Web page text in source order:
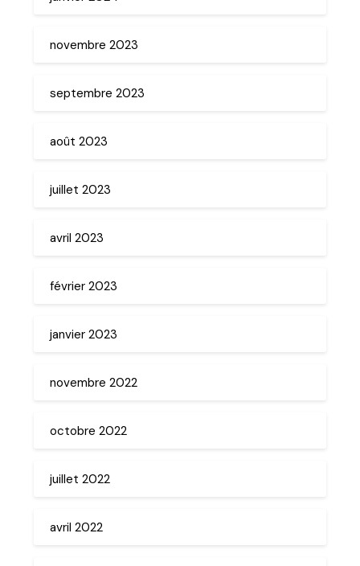
novembre 2023
septembre 2023
août 2023
juillet 2023
avril 2023
février 2023
janvier 2023
novembre 2022
octobre 2022
juillet 2022
avril 2022